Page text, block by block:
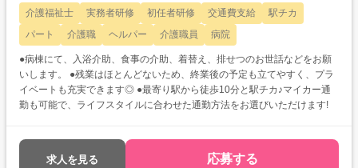
介護福祉士 実務者研修 初任者研修 交通費支給
駅チカ
パート
介護職 ヘルパー 介護職員 病院
●病棟にて、入浴介助、食事の介助、着替え、排せつのお世話などをお願
いします。 ●残業はほとんどないため、終業後の予定も立てやすく、プラ
イベートも充実できます◎ ●最寄り駅から徒歩10分と駅チカ♪マイカー通
勤も可能で、ライフスタイルに合わせた通勤方法をお選びいただけます!
求人を見る 応募する